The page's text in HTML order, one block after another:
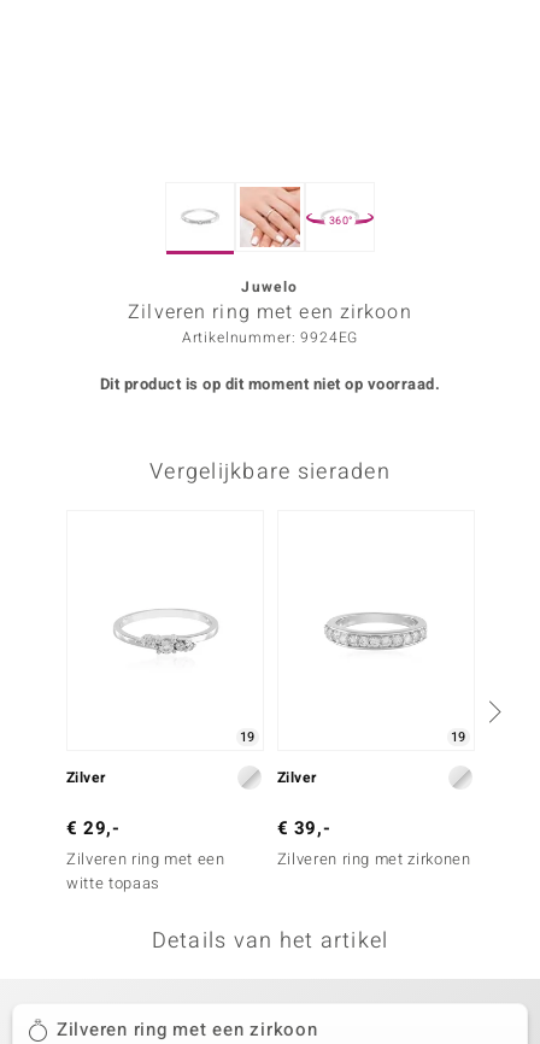
Collection
360°
Juwelo
Zilveren ring met een zirkoon
Artikelnummer: 9924EG
Dit product is op dit moment niet op voorraad.
Vergelijkbare sieraden
19
Zilver
€ 29,-
Zilveren ring met een
witte topaas
19
Zilver
€ 39,-
Zilveren ring met zirkonen
Details van het artikel
Zilveren ring met een zirkoon